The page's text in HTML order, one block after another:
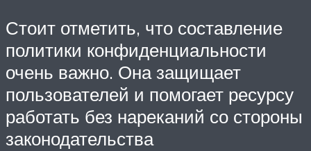
Стоит отметить, что составление
политики конфиденциальности
очень важно. Она защищает
пользователей и помогает ресурсу
работать без нареканий со стороны
законодательства